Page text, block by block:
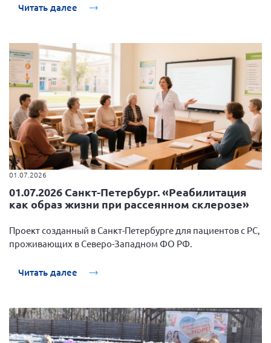
Читать далее
01.07.2026
01.07.2026 Санкт-Петербург. «Реабилитация
как образ жизни при рассеянном склерозе»
Проект созданный в Санкт-Петербурге для пациентов с РС,
проживающих в Северо-Западном ФО РФ.
Читать далее